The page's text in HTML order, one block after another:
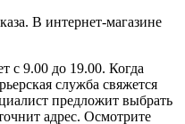
В интернет-магазине
с 9.00 до 19.00. Когда
служба свяжется
предложит выбрать
адрес. Осмотрите